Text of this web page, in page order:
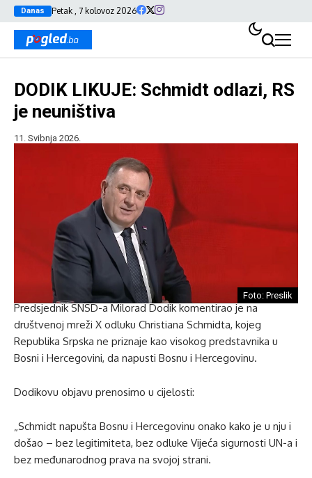
Danas Petak , 7 kolovoz 2026
DODIK LIKUJE: Schmidt odlazi, RS
je neuništiva
11. Svibnja 2026.
Foto: Preslik
Predsjednik SNSD-a Milorad Dodik komentirao je na
društvenoj mreži X odluku Christiana Schmidta, kojeg
Republika Srpska ne priznaje kao visokog predstavnika u
Bosni i Hercegovini, da napusti Bosnu i Hercegovinu.
Dodikovu objavu prenosimo u cijelosti:
„Schmidt napušta Bosnu i Hercegovinu onako kako je u nju i
došao – bez legitimiteta, bez odluke Vijeća sigurnosti UN-a i
bez međunarodnog prava na svojoj strani.